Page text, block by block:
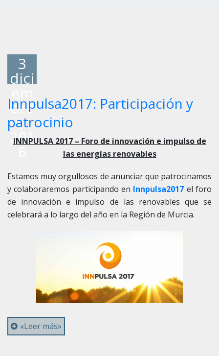
3
dici
bre
,
201
6
Innpulsa2017: Participación y
patrocinio
INNPULSA 2017 – Foro de innovación e impulso de
las energías renovables
Estamos muy orgullosos de anunciar que patrocinamos
y colaboraremos participando en Innpulsa2017 el foro
de innovación e impulso de las renovables que se
celebrará a lo largo del año en la Región de Murcia.
«Leer más»